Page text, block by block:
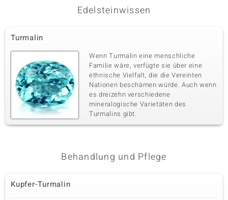
Diamant
Karatgewicht Summe
0,02 ct
Schliff
Rundschliff
Fassung
Pavéfassung
Herkunft
Afrika
Edelsteinwissen
Turmalin
Wenn Turmalin eine menschliche
Familie wäre, verfügte sie über eine
ethnische Vielfalt, die die Vereinten
Nationen beschämen würde. Auch wenn
es dreizehn verschiedene
mineralogische Varietäten des
Turmalins gibt.
Behandlung und Pflege
Kupfer-Turmalin